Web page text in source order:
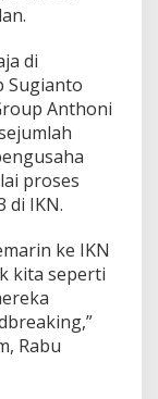
di
Sugianto
Anthoni
proses
di IKN.
ke IKN
kita seperti
Rabu